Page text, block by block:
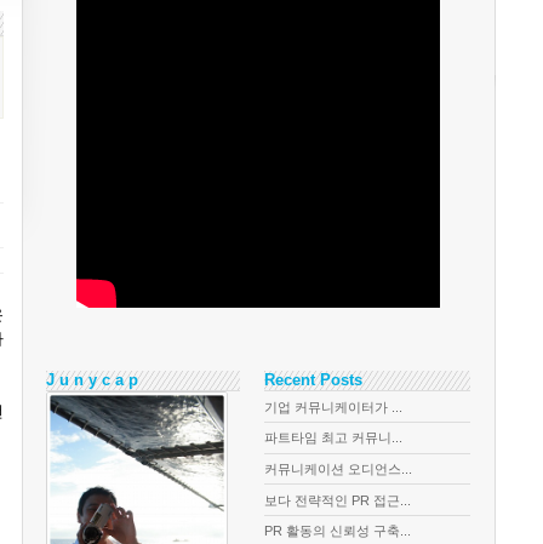
J u n y c a p Recent Posts
기업 커뮤니케이터가 ...
파트타임 최고 커뮤니...
커뮤니케이션 오디언스...
보다 전략적인 PR 접근...
PR 활동의 신뢰성 구축...